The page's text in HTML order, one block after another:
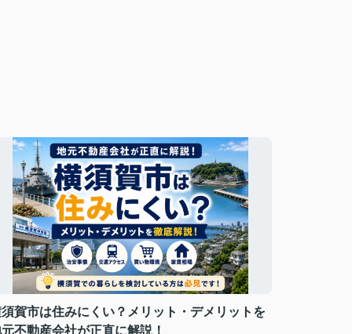
賀市は住みにくい？メリット・デメリットを
不動産会社が正直に解説！